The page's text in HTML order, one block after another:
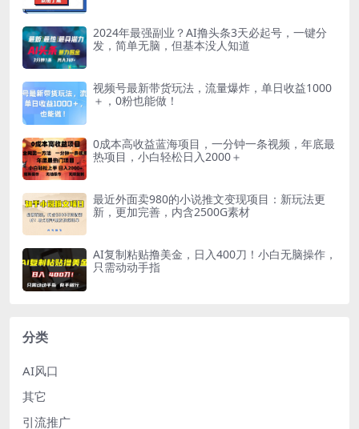
2024年最强副业？AI撸头条3天必起号，一键分
发，简单无脑，但基本没人知道
视频号最新带货玩法，流量爆炸，单日收益1000
＋，0粉也能做！
0成本高收益蓝海项目，一分钟一条视频，年底最
热项目，小白轻松日入2000＋
最近外面卖980的小说推文变现项目：新玩法更
新，更加完善，内含2500G素材
AI复制粘贴撸美金，日入400刀！小白无脑操作，
只需动动手指
分类
AI风口
其它
引流推广